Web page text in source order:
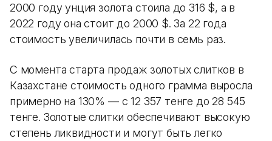
2000 году унция золота стоила до 316 $, а в
2022 году она стоит до 2000 $. За 22 года
стоимость увеличилась почти в семь раз.
С момента старта продаж золотых слитков в
Казахстане стоимость одного грамма выросла
примерно на 130% — с 12 357 тенге до 28 545
тенге. Золотые слитки обеспечивают высокую
степень ликвидности и могут быть легко